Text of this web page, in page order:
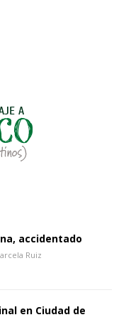
accidentado
Ruiz
en Ciudad de